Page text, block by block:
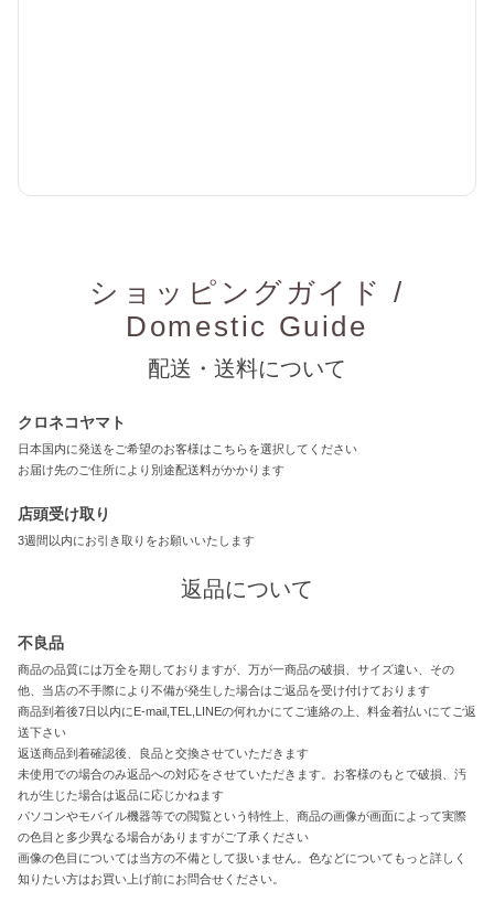
ショッピングガイド /
Domestic Guide
配送・送料について
クロネコヤマト
日本国内に発送をご希望のお客様はこちらを選択してください
お届け先のご住所により別途配送料がかかります
店頭受け取り
3週間以内にお引き取りをお願いいたします
返品について
不良品
商品の品質には万全を期しておりますが、万が一商品の破損、サイズ違い、その
他、当店の不手際により不備が発生した場合はご返品を受け付けております
商品到着後7日以内にE-mail,TEL,LINEの何れかにてご連絡の上、料金着払いにてご返
送下さい
返送商品到着確認後、良品と交換させていただきます
未使用での場合のみ返品への対応をさせていただきます。お客様のもとで破損、汚
れが生じた場合は返品に応じかねます
パソコンやモバイル機器等での閲覧という特性上、商品の画像が画面によって実際
の色目と多少異なる場合がありますがご了承ください
画像の色目については当方の不備として扱いません。色などについてもっと詳しく
知りたい方はお買い上げ前にお問合せください。